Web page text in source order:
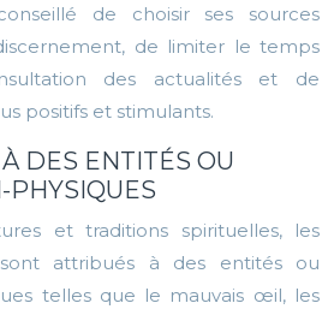
de choisir ses sources
de limiter le temps
des actualités et de
positifs et stimulants.
DES ENTITÉS OU
PHYSIQUES
et traditions spirituelles, les
attribués à des entités ou
telles que le mauvais œil, les